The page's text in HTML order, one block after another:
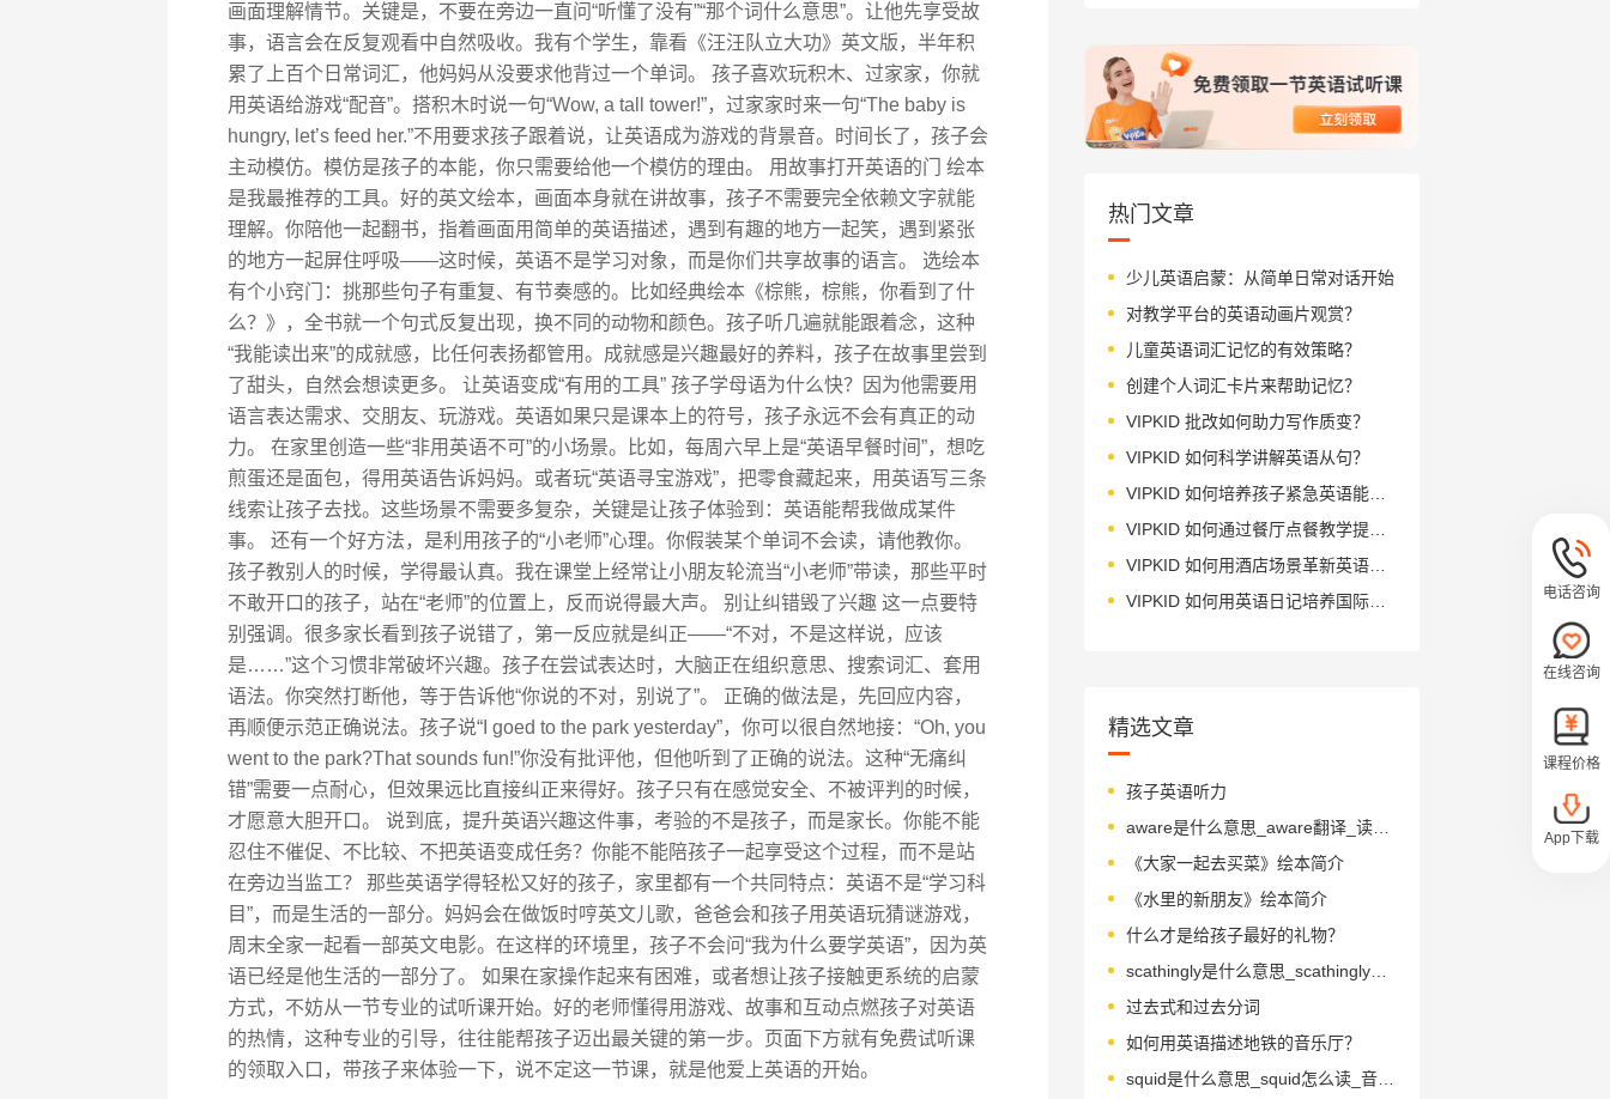
画面理解情节。关键是，不要在旁边一直问“听懂了没有”“那个词什么意思”。让他先享受故
事，语言会在反复观看中自然吸收。我有个学生，靠看《汪汪队立大功》英文版，半年积
累了上百个日常词汇，他妈妈从没要求他背过一个单词。 孩子喜欢玩积木、过家家，你就
用英语给游戏“配音”。搭积木时说一句“Wow, a tall tower!”，过家家时来一句“The baby is
hungry, let’s feed her.”不用要求孩子跟着说，让英语成为游戏的背景音。时间长了，孩子会
主动模仿。模仿是孩子的本能，你只需要给他一个模仿的理由。 用故事打开英语的门 绘本
是我最推荐的工具。好的英文绘本，画面本身就在讲故事，孩子不需要完全依赖文字就能
理解。你陪他一起翻书，指着画面用简单的英语描述，遇到有趣的地方一起笑，遇到紧张
的地方一起屏住呼吸——这时候，英语不是学习对象，而是你们共享故事的语言。 选绘本
有个小窍门：挑那些句子有重复、有节奏感的。比如经典绘本《棕熊，棕熊，你看到了什
么？》，全书就一个句式反复出现，换不同的动物和颜色。孩子听几遍就能跟着念，这种
“我能读出来”的成就感，比任何表扬都管用。成就感是兴趣最好的养料，孩子在故事里尝到
了甜头，自然会想读更多。 让英语变成“有用的工具” 孩子学母语为什么快？因为他需要用
语言表达需求、交朋友、玩游戏。英语如果只是课本上的符号，孩子永远不会有真正的动
力。 在家里创造一些“非用英语不可”的小场景。比如，每周六早上是“英语早餐时间”，想吃
煎蛋还是面包，得用英语告诉妈妈。或者玩“英语寻宝游戏”，把零食藏起来，用英语写三条
线索让孩子去找。这些场景不需要多复杂，关键是让孩子体验到：英语能帮我做成某件
事。 还有一个好方法，是利用孩子的“小老师”心理。你假装某个单词不会读，请他教你。
孩子教别人的时候，学得最认真。我在课堂上经常让小朋友轮流当“小老师”带读，那些平时
不敢开口的孩子，站在“老师”的位置上，反而说得最大声。 别让纠错毁了兴趣 这一点要特
别强调。很多家长看到孩子说错了，第一反应就是纠正——“不对，不是这样说，应该
是……”这个习惯非常破坏兴趣。孩子在尝试表达时，大脑正在组织意思、搜索词汇、套用
语法。你突然打断他，等于告诉他“你说的不对，别说了”。 正确的做法是，先回应内容，
再顺便示范正确说法。孩子说“I goed to the park yesterday”，你可以很自然地接：“Oh, you
went to the park?That sounds fun!”你没有批评他，但他听到了正确的说法。这种“无痛纠
错”需要一点耐心，但效果远比直接纠正来得好。孩子只有在感觉安全、不被评判的时候，
才愿意大胆开口。 说到底，提升英语兴趣这件事，考验的不是孩子，而是家长。你能不能
忍住不催促、不比较、不把英语变成任务？你能不能陪孩子一起享受这个过程，而不是站
在旁边当监工？ 那些英语学得轻松又好的孩子，家里都有一个共同特点：英语不是“学习科
目”，而是生活的一部分。妈妈会在做饭时哼英文儿歌，爸爸会和孩子用英语玩猜谜游戏，
周末全家一起看一部英文电影。在这样的环境里，孩子不会问“我为什么要学英语”，因为英
语已经是他生活的一部分了。 如果在家操作起来有困难，或者想让孩子接触更系统的启蒙
方式，不妨从一节专业的试听课开始。好的老师懂得用游戏、故事和互动点燃孩子对英语
的热情，这种专业的引导，往往能帮孩子迈出最关键的第一步。页面下方就有免费试听课
的领取入口，带孩子来体验一下，说不定这一节课，就是他爱上英语的开始。
热门文章
少儿英语启蒙：从简单日常对话开始
对教学平台的英语动画片观赏？
儿童英语词汇记忆的有效策略？
创建个人词汇卡片来帮助记忆？
VIPKID 批改如何助力写作质变？
VIPKID 如何科学讲解英语从句？
VIPKID 如何培养孩子紧急英语能力？
VIPKID 如何通过餐厅点餐教学提升少儿英语应用能力？
VIPKID 如何用酒店场景革新英语教学？
VIPKID 如何用英语日记培养国际化人才？
精选文章
孩子英语听力
aware是什么意思_aware翻译_读音_用法_翻译
《大家一起去买菜》绘本简介
《水里的新朋友》绘本简介
什么才是给孩子最好的礼物？
scathingly是什么意思_scathingly怎么读_音标'skeɪðɪŋlɪ
过去式和过去分词
如何用英语描述地铁的音乐厅？
squid是什么意思_squid怎么读_音标skwɪd
电话咨询
在线咨询
课程价格
App下载